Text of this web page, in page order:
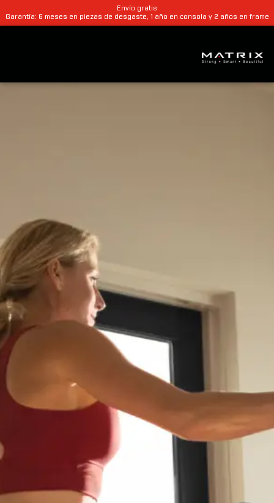
Envío gratis
Garantía: 6 meses en piezas de desgaste, 1 año en consola y 2 años en frame